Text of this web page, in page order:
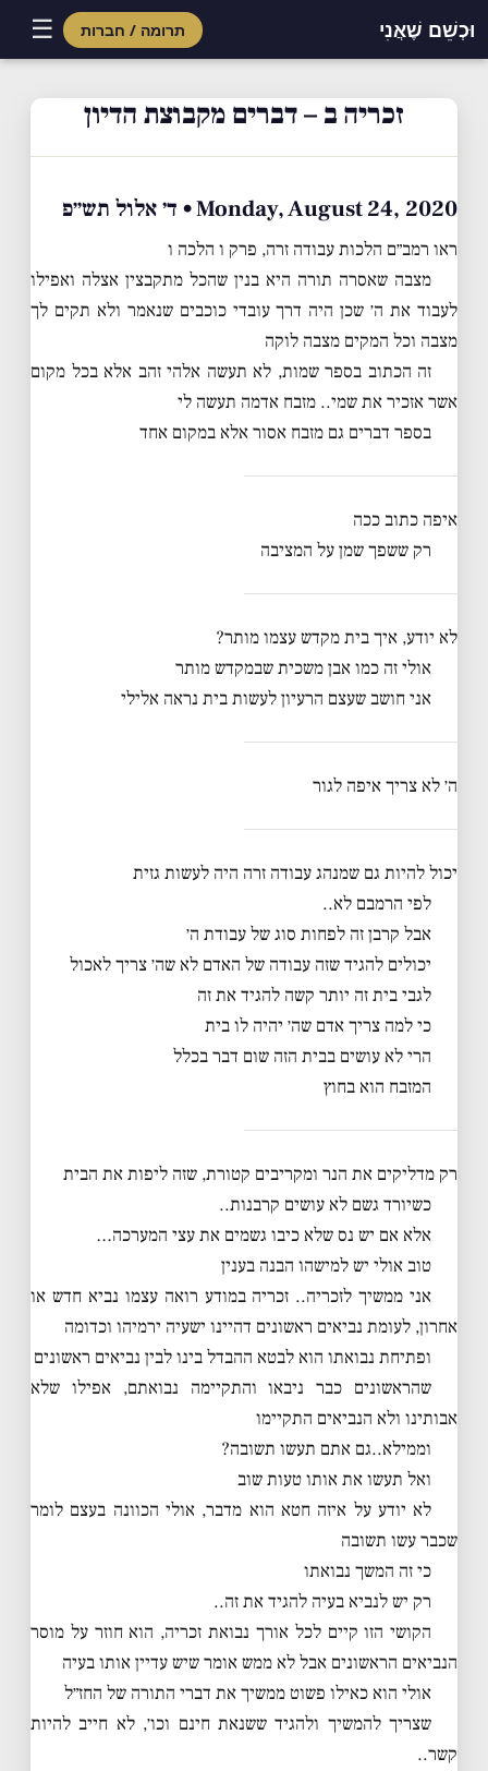
וּכְשֵׁם שֶׁאֲנִי תרומה / חברות ☰
זכריה ב – דברים מקבוצת הדיון
Monday, August 24, 2020 • ד׳ אלול תש״פ
ראו רמב״ם הלכות עבודה זרה, פרק ו הלכה ו
מצבה שאסרה תורה היא בנין שהכל מתקבצין אצלה ואפילו
לעבוד את ה׳ שכן היה דרך עובדי כוכבים שנאמר ולא תקים לך
מצבה וכל המקים מצבה לוקה
זה הכתוב בספר שמות, לא תעשה אלהי זהב אלא בכל מקום
אשר אזכיר את שמי.. מזבח אדמה תעשה לי
בספר דברים גם מזבח אסור אלא במקום אחד
איפה כתוב ככה
רק ששפך שמן על המציבה
לא יודע, איך בית מקדש עצמו מותר?
אולי זה כמו אבן משכית שבמקדש מותר
אני חושב שעצם הרעיון לעשות בית נראה אלילי
ה׳ לא צריך איפה לגור
יכול להיות גם שמנהג עבודה זרה היה לעשות גזית
לפי הרמבם לא..
אבל קרבן זה לפחות סוג של עבודת ה׳
יכולים להגיד שזה עבודה של האדם לא שה׳ צריך לאכול
לגבי בית זה יותר קשה להגיד את זה
כי למה צריך אדם שה׳ יהיה לו בית
הרי לא עושים בבית הזה שום דבר בכלל
המזבח הוא בחוץ
רק מדליקים את הנר ומקריבים קטורת, שזה ליפות את הבית
כשיורד גשם לא עושים קרבנות..
אלא אם יש נס שלא כיבו גשמים את עצי המערכה…
טוב אולי יש למישהו הבנה בענין
אני ממשיך לזכריה.. זכריה במודע רואה עצמו נביא חדש או
אחרון, לעומת נביאים ראשונים דהיינו ישעיה ירמיהו וכדומה
ופתיחת נבואתו הוא לבטא ההבדל בינו לבין נביאים ראשונים
שהראשונים כבר ניבאו והתקיימה נבואתם, אפילו שלא
אבותינו ולא הנביאים התקיימו
וממילא..גם אתם תעשו תשובה?
ואל תעשו את אותו טעות שוב
לא יודע על איזה חטא הוא מדבר, אולי הכוונה בעצם לומר
שכבר עשו תשובה
כי זה המשך נבואתו
רק יש לנביא בעיה להגיד את זה..
הקושי הזו קיים לכל אורך נבואת זכריה, הוא חוזר על מוסר
הנביאים הראשונים אבל לא ממש אומר שיש עדיין אותו בעיה
אולי הוא כאילו פשוט ממשיך את דברי התורה של החז״ל
שצריך להמשיך ולהגיד ששנאת חינם וכו׳, לא חייב להיות
קשר..